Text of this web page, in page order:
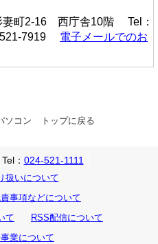
妻町2-16 西庁舎10階 Tel：
7919 電子メールでのお
ソコン トップに戻る
Tel： 024-521-1111
扱いについて
事項などについて
て
RSS配信について
業について